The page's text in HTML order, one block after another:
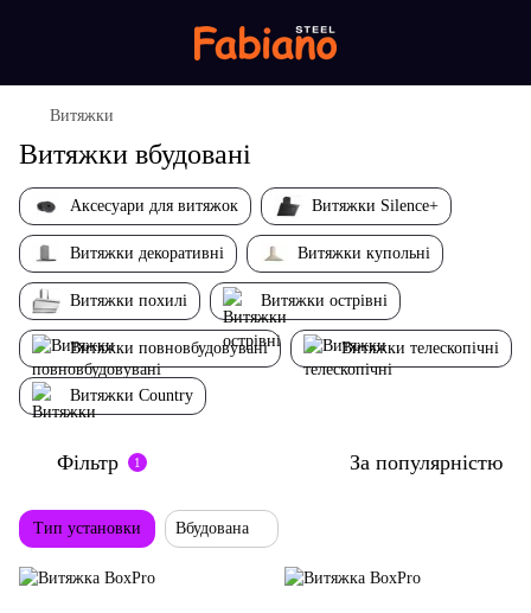
Витяжки
Витяжки вбудовані
Аксесуари для витяжок Витяжки Silence+
Витяжки декоративні Витяжки купольні
Витяжки похилі Витяжки острівні
Витяжки повновбудовувані Витяжки телескопічні
Витяжки Country
Фільтр 1 За популярністю
Тип установки Вбудована